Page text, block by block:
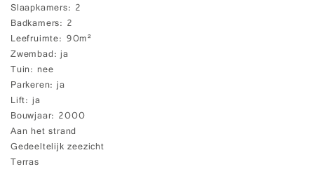
Slaapkamers 2
Badkamers 2
Leefruimte 90m²
Zwembad ja
Tuin nee
Parkeren ja
Lift ja
Bouwjaar 2000
Aan het strand
Gedeeltelijk zeezicht
Terras